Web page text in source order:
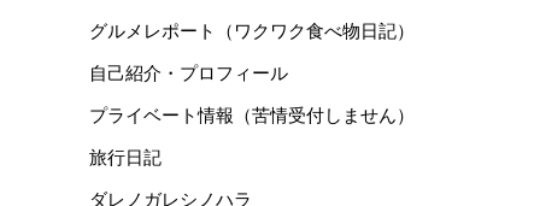
グルメレポート（ワクワク食べ物日記）
自己紹介・プロフィール
プライベート情報（苦情受付しません）
旅行日記
ダレノガレシノハラ